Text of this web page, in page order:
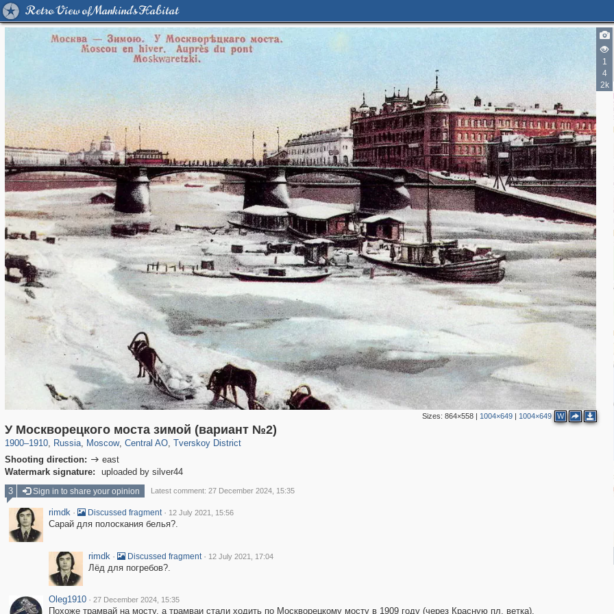
Retro View of Mankind's Habitat
1
4
2k
Sizes: 864×558| 1004×649| 1004×649 W
У Москворецкого моста зимой (вариант №2)
1900–1910, Russia
1,406,030 29,243
, Moscow
319,724 8,286
, Central AO
159,930 5,916
, Tverskoy District
53,016 2,283
Shooting direction:  east
Watermark signature:
uploaded by silver44
2
7
2
6
11
11
8
8
11
7
4
2
3 Sign in to share your opinion Latest comment: 27 December 2024, 15:35
rimdk · Discussed fragment · 12 July 2021, 15:56
Сарай для полоскания белья?.
rimdk · Discussed fragment · 12 July 2021, 17:04
Лёд для погребов?.
Oleg1910 · 27 December 2024, 15:35
Похоже трамвай на мосту, а трамваи стали ходить по Москворецкому мосту в 1909 году (через Красную пл. ветка).